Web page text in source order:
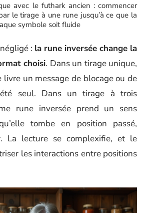
avec le futhark ancien : commencer
le tirage à une rune jusqu’à ce que la
symbole soit fluide
: la rune inversée change la
choisi. Dans un tirage unique,
livre un message de blocage ou de
seul. Dans un tirage à trois
rune inversée prend un sens
tombe en position passé,
La lecture se complexifie, et le
les interactions entre positions